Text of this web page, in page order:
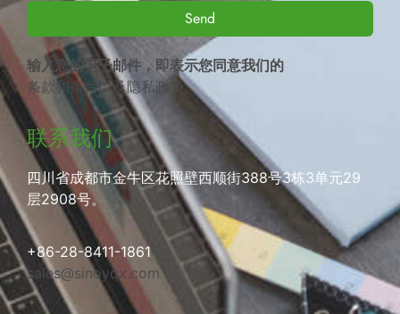
Send
输入您的电子邮件，即表示您同意我们的
条款和条件以及隐私政策。
联系我们
四川省成都市金牛区花照壁西顺街388号3栋3单元29
层2908号。
+86-28-8411-1861
sales@sinoyqx.com